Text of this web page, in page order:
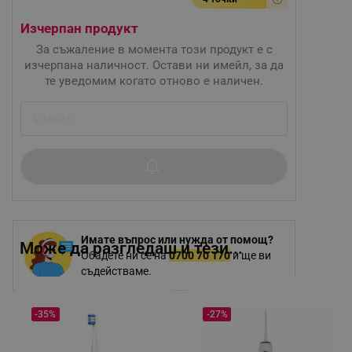
Имате въпрос или нужда от помощ?
Обадете ни се на0700 70 170и ще ви
съдействаме.
Изчерпан продукт
За съжаление в момента този продукт е с
изчерпана наличност. Остави ни имейл, за да
те уведомим когато отново е наличен.
Може да разгледаш и тези...
-35% -27%